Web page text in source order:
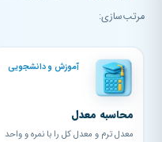
مرتب‌سازی:
آموزش و دانشجویی
محاسبه معدل
معدل ترم و معدل کل را با نمره و واحد